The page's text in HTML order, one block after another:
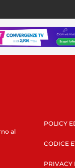
al
POLICY
CODICE
PRIVACY